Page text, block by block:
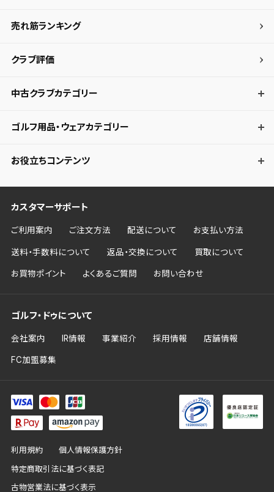
売れ筋ランキング
クラブ評価
中古クラブカテゴリー
ゴルフ用品・ウェアカテゴリー
お役立ちコンテンツ
カスタマーサポート
ご利用案内 ご注文方法 配送について お支払い方法
送料・手数料について 返品・交換について 買取について
お買物ポイント よくあるご質問 お問い合わせ
ゴルフ・ドゥについて
会社案内 IR情報 事業紹介 採用情報 店舗情報
FC加盟募集
利用規約 個人情報保護方針
特定商取引法に基づく表記
古物営業法に基づく表示